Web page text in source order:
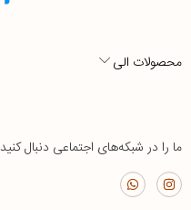
محصولات الی
ما را در شبکه‌های اجتماعی دنبال کنید